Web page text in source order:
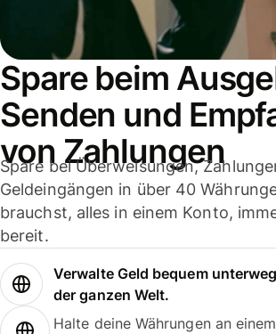
Spare beim
Senden und
von Zahlungen
Spare bei Überweisungen,
Geldeingängen in über 40
brauchst, alles in einem Konto,
bereit.
Verwalte Geld bequem
der ganzen Welt.
Halte deine Währungen an